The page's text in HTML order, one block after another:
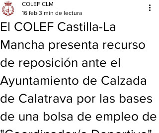
El COLEF Castilla-La
Mancha presenta recurso
de reposición ante el
Ayuntamiento de Calzada
de Calatrava por las bases
de una bolsa de empleo de
COLEF CLM
16 feb 3 min de lectura